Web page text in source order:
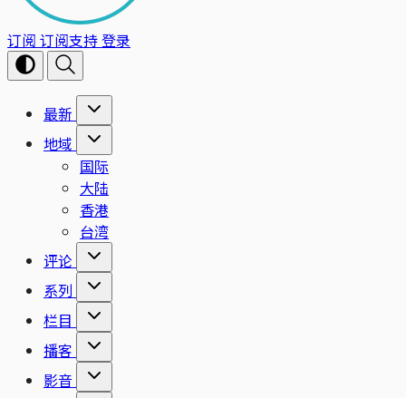
订阅 订阅支持登录
最新
地域
国际
大陆
香港
台湾
评论
系列
栏目
播客
影音